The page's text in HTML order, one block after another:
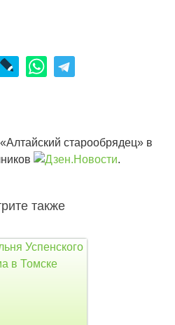
старообрядец» в
.
также